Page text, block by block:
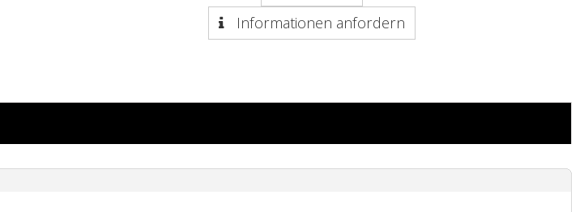
Informationen anfordern